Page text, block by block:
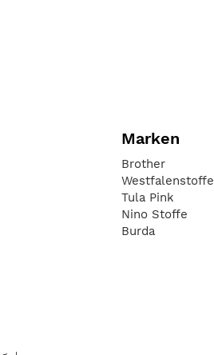
Marken
Brother
Westfalenstoffe
Tula Pink
Nino Stoffe
Burda